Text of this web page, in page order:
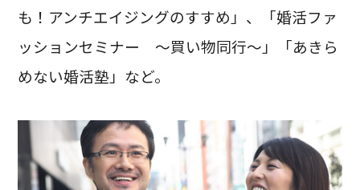
も！アンチエイジングのすすめ」、「婚活ファ
ッションセミナー ～買い物同行～」「あきら
めない婚活塾」など。